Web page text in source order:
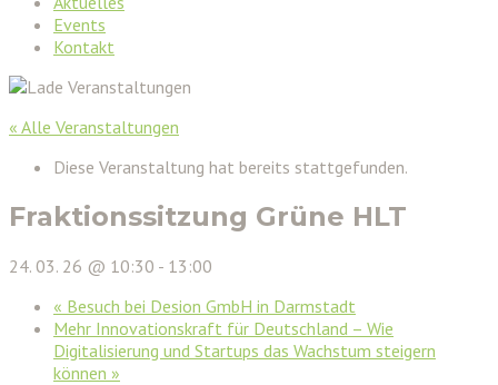
Events
Kontakt
« Alle Veranstaltungen
Diese Veranstaltung hat bereits stattgefunden.
Fraktionssitzung Grüne HLT
24. 03. 26 @ 10:30 - 13:00
« Besuch bei Desion GmbH in Darmstadt
Mehr Innovationskraft für Deutschland – Wie
Digitalisierung und Startups das Wachstum steigern
können »